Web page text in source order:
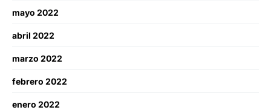
mayo 2022
abril 2022
marzo 2022
febrero 2022
enero 2022